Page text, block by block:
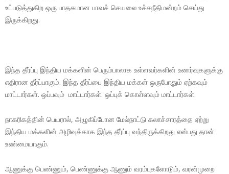
உட்படுத்துகிற ஒரு பாதகமான பாவச் செயலை உச்சநீதிமன்றம் செய்து
இருக்கிறது.
இந்த தீர்ப்பு இந்திய மக்களின் பெரும்பாலாக உள்ளவர்களின் உணர்வுகளுக்கு
எதிரான தீர்ப்பாகும். இந்த தீர்ப்பை இந்திய மக்கள் ஒருபோதும் ஏற்கவும்
மாட்டார்கள். ஒப்பவும் மாட்டார்கள். ஒப்புக் கொள்ளவும் மாட்டார்கள்.
நாகரிகத்தின் பெயரால், அழுகிப்போன மேல்நாட்டு கலாச்சாரத்தை ஏற்று
இந்திய மக்களின் அழிவுக்காக இந்த தீர்ப்பு வந்திருக்கிறது என்பது தான்
உண்மையாகும்.
ஆணுக்கு பெண்ணும், பெண்ணுக்கு ஆணும் வரம்புகளோடும், வரன்முறை